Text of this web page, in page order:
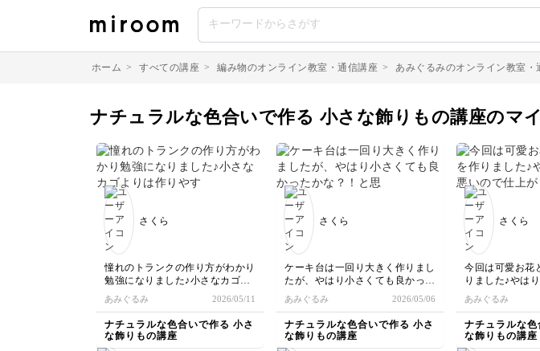
ホーム > すべての講座 > 編み物のオンライン教室・通信講座 > あみぐるみのオンライン教室・
ナチュラルな色合いで作る 小さな飾りもの講座のマ
さくら
憧れのトランクの作り方がわかり
勉強になりました♪小さなカゴよ
りは作りやすかったです！
あみぐるみ 2026/05/11
ナチュラルな色合いで作る 小さ
な飾りもの講座
さくら
ケーキ台は一回り大きく作りまし
たが、やはり小さくても良かった
かな？！と思ってます。ミラーの
方は土台の出来上がりが少し大き
かったようです。出来上がりの寸
法がわかっていないので編み加減
によって大きさが変わってくるこ
あみぐるみ 2026/05/06
ナチュラルな色合いで作る 小さ
な飾りもの講座
さくら
今回は可愛お花
りました♪やは
で仕上がりがよ
サミ購入予定）
わからなくて、
少ないです。で
なりました！こ
あみぐるみ
ナチュラルな色
な飾りもの講座